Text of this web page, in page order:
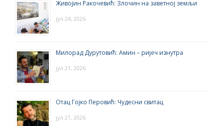
Живојин Ракочевић: Злочин на заветној земљи
јул 24, 2026
Милорад Дурутовић: Амин – ријеч изнутра
јул 21, 2026
Отац Гојко Перовић: Чудесни свитац
јул 21, 2026